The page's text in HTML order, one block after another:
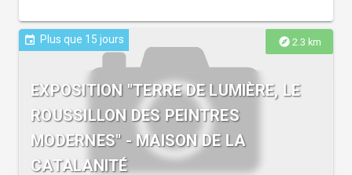
explore 2.3 km
event Plus que 15 jours
EXPOSITION "TERRE DE LUMIÈRE, LE
ROUSSILLON DES PEINTRES
MODERNES" - MAISON DE LA
CATALANITÉ